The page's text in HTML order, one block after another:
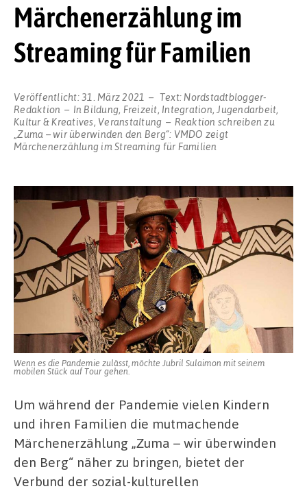
Märchenerzählung im
Streaming für Familien
Veröffentlicht:31. März 2021 Text: Nordstadtblogger-
Redaktion
In Bildung, Freizeit, Integration, Jugendarbeit,
Kultur & Kreatives, Veranstaltung Reaktion schreiben zu
„Zuma – wir überwinden den Berg“: VMDO zeigt
Märchenerzählung im Streaming für Familien
Wenn es die Pandemie zulässt, möchte Jubril Sulaimon mit seinem
mobilen Stück auf Tour gehen.
Um während der Pandemie vielen Kindern
und ihren Familien die mutmachende
Märchenerzählung „Zuma – wir überwinden
den Berg“ näher zu bringen, bietet der
Verbund der sozial-kulturellen